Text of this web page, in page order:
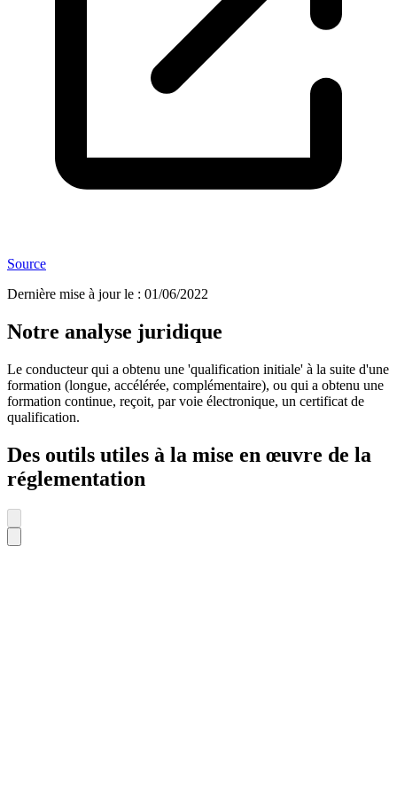
Source
Dernière mise à jour le : 01/06/2022
Notre analyse juridique
Le conducteur qui a obtenu une 'qualification initiale' à la suite d'une
formation (longue, accélérée, complémentaire), ou qui a obtenu une
formation continue, reçoit, par voie électronique, un certificat de
qualification.
Des outils utiles à la mise en œuvre de la
réglementation